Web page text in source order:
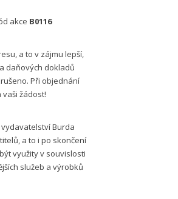
akce B0116
a to v zájmu lepší,
daňových dokladů
Při objednání
žádost!
Burda
a to i po skončení
využity v souvislosti
služeb a výrobků